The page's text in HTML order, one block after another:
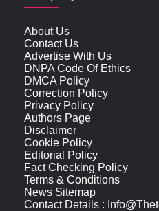
About Us
Contact Us
Advertise With Us
DNPA Code Of Ethics
DMCA Policy
Correction Policy
Privacy Policy
Authors Page
Disclaimer
Cookie Policy
Editorial Policy
Fact Checking Policy
Terms & Conditions
News Sitemap
Contact Details :